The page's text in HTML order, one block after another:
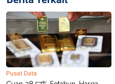
I
KANAL
P
U
I
M
Pusat Data